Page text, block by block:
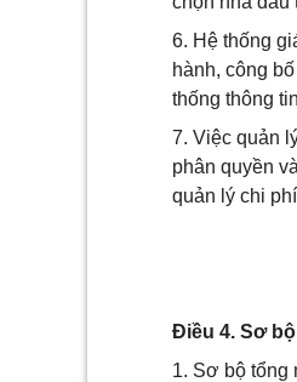
6. Hệ thống
hành, công
thống thông
7. Việc quản
phân quyền
quản lý chi
Điều 4. Sơ
1. Sơ bộ tổng